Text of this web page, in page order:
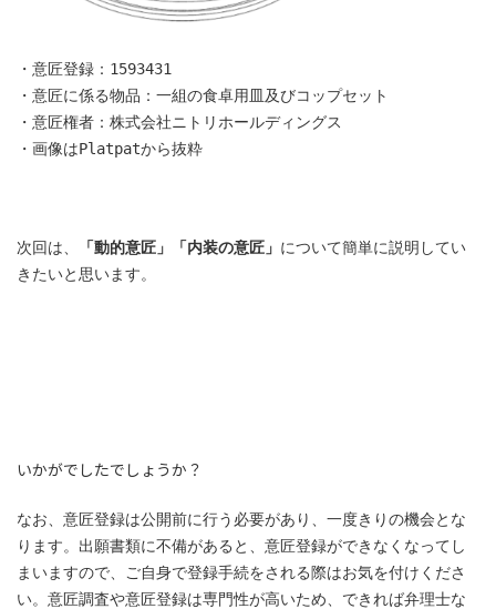
・意匠登録：1593431
・意匠に係る物品：一組の食卓用皿及びコップセット
・意匠権者：株式会社ニトリホールディングス
・画像はPlatpatから抜粋
次回は、 「動的意匠」「内装の意匠」 について簡単に説明してい
きたいと思います。
いかがでしたでしょうか？
なお、意匠登録は公開前に行う必要があり、一度きりの機会とな
ります。出願書類に不備があると、意匠登録ができなくなってし
まいますので、ご自身で登録手続をされる際はお気を付けくださ
い。意匠調査や意匠登録は専門性が高いため、できれば弁理士な